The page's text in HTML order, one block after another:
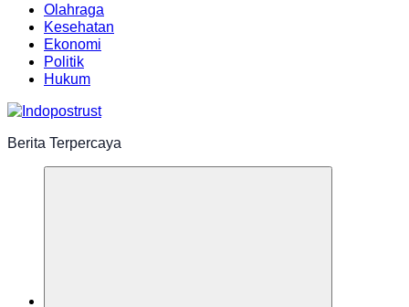
Olahraga
Kesehatan
Ekonomi
Politik
Hukum
Berita Terpercaya